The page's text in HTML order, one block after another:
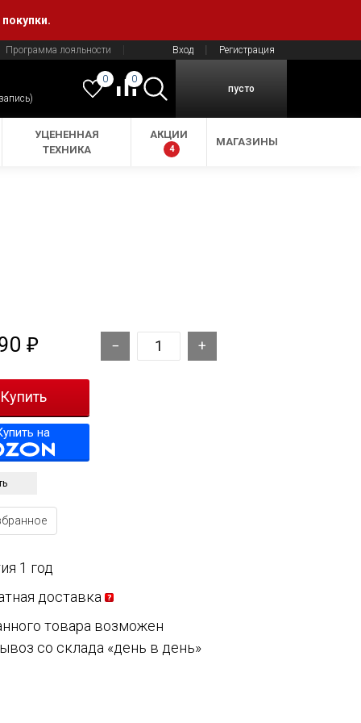
Вход Регистрация
Программа лояльности
0
0
пусто
УЦЕНЕННАЯ
ТЕХНИКА
АКЦИИ
4
МАГАЗИНЫ
₽
на
1 год
доставка
товара возможен
со склада «день в день»